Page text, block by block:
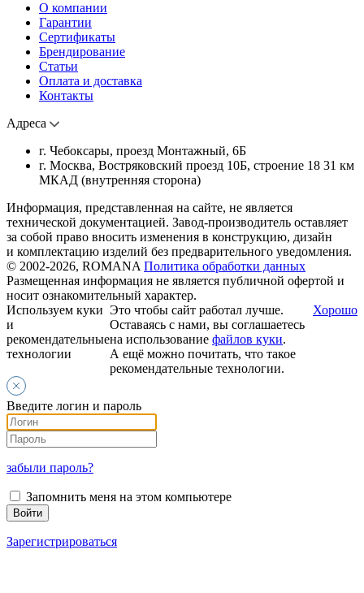
О компании
Гарантии
Сертификаты
Брендирование
Статьи
Оплата и доставка
Контакты
Адреса
г. Чебоксары, проезд Монтажный, 6Б
г. Москва, Востряковский проезд 10Б, строение 18 31 км
МКАД (внутренняя сторона)
Информация, представленная на сайте, не является
технической документацией. Завод-производитель оставляет
за собой право вносить изменения в конструкцию, дизайн
и комплектацию изделий без предварительного уведомления.
© 2002-2026, ROMANA Политика обработки данных
Размещенная информация не является публичной офертой и
носит ознакомительный характер.
Используем куки
и
рекомендательные
технологии
Это чтобы сайт работал лучше.
Оставаясь с нами, вы соглашаетесь
на использование файлов куки.
А ещё можно почитать, что такое
рекомендательные технологии.
Хорошо
Введите логин и пароль
забыли пароль?
Запомнить меня на этом компьютере
Зарегистрироваться